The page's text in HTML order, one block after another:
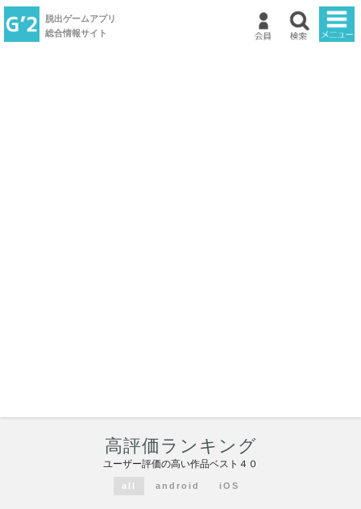
脱出ゲームアプリ
総合情報サイト
TOP
新着ゲーム
高評価ランキング
ユーザー評価の高い作品ベスト４０
all android iOS